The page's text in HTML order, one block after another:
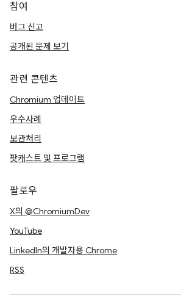
참여
버그 신고
공개된 문제 보기
관련 콘텐츠
Chromium 업데이트
우수사례
보관처리
팟캐스트 및 프로그램
팔로우
X의 @ChromiumDev
YouTube
LinkedIn의 개발자용 Chrome
RSS